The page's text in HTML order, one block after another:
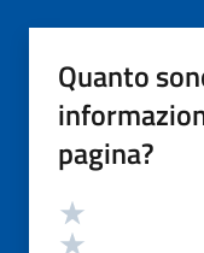
Quanto
pagina?
Valutazione